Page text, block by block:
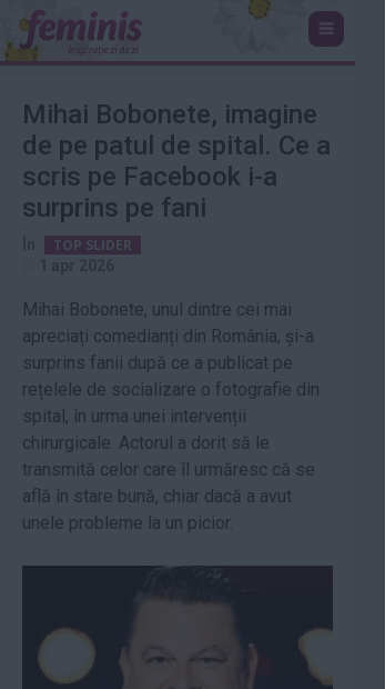
Mihai Bobonete, imagine
de pe patul de spital. Ce a
scris pe Facebook i-a
surprins pe fani
TOP SLIDER
Mihai Bobonete, unul dintre cei mai
apreciați comedianți din România, și-a
surprins fanii după ce a publicat pe
rețelele de socializare o fotografie din
spital, în urma unei intervenții
chirurgicale. Actorul a dorit să le
transmită celor care îl urmăresc că se
află în stare bună, chiar dacă a avut
unele probleme la un picior.